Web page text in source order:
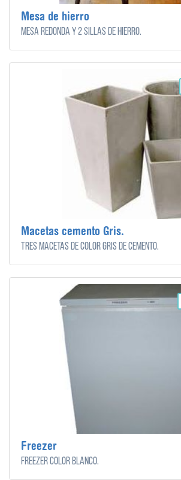
Mesa de hierro
Mesa redonda y 2 sillas de hierro.
Macetas cemento Gris.
Tres macetas de color gris de cemento.
Freezer
Freezer color blanco.